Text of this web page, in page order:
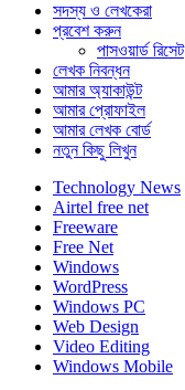
সদস্য ও লেখকেরা
প্রবেশ করুন
পাসওয়ার্ড রিসেট
লেখক নিবন্ধন
আমার অ্যাকাউন্ট
আমার প্রোফাইল
আমার লেখক বোর্ড
নতুন কিছু লিখুন
Technology News
Airtel free net
Freeware
Free Net
Windows
WordPress
Windows PC
Web Design
Video Editing
Windows Mobile